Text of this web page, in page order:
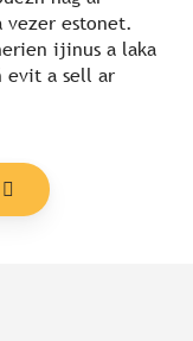
vezer estonet.
ijinus a laka
evit a sell ar